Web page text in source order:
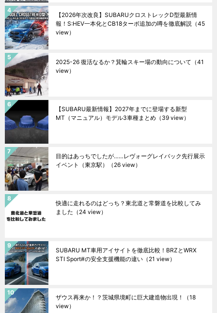
【2026年次改良】SUBARUクロストレックD型最新情
報！S:HEV一本化とCB18ターボ追加の噂を徹底解説 （45
view）
2025-26 復活なるか？箕輪スキー場の動向について （41
view）
【SUBARU最新情報】2027年までに登場する新型
MT（マニュアル）モデル3車種まとめ （39 view）
目的はあっちでしたが……レヴォーグレイバック先行展示
イベント（東京駅）
（26 view）
快適に走れるのはどっち？東北道と常磐道を比較してみ
ました （24 view）
SUBARU MT車用アイサイトを徹底比較！BRZとWRX
STI Sport#の安全支援機能の違い （21 view）
ザウス再来か！？茨城県境町に巨大建造物出現！
（18
view）